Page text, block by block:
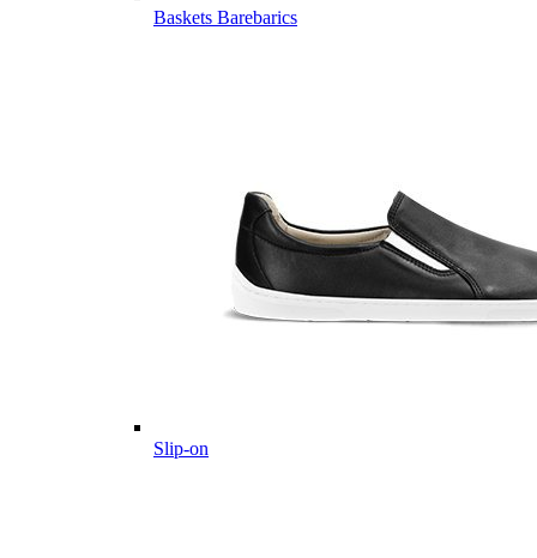
Baskets Barebarics
Slip-on